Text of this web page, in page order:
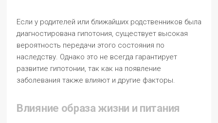
Если у родителей или ближайших родственников была
диагностирована гипотония, существует высокая
вероятность передачи этого состояния по
наследству. Однако это не всегда гарантирует
развитие гипотонии, так как на появление
заболевания также влияют и другие факторы.
Влияние образа жизни и питания